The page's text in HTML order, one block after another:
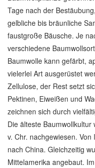
Tage nach der
gelbliche bis bräunliche
faustgroße Bäusche. Je
verschiedene
Baumwolle kann gefärbt,
vielerlei Art ausgerüstet
Zellulose, der Rest setzt
Pektinen, Eiweißen und
zeichnen sich durch
Die älteste
v. Chr. nachgewiesen.
nach China. Gleichzeitig
Mittelamerika angebaut.